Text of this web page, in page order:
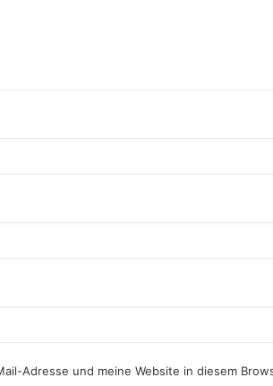
Ösi
Adresse und meine Website in diesem